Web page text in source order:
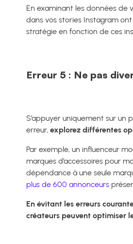
En examinant les données de
dans vos stories Instagram
stratégie en fonction de ces
Erreur 5 : Ne pas
S’appuyer uniquement sur un
erreur, explorez différentes
Par exemple, un influenceur
marques d’accessoires pour
dépendance à une seule
plus de 600 annonceurs
En évitant les erreurs
créateurs peuvent optimiser